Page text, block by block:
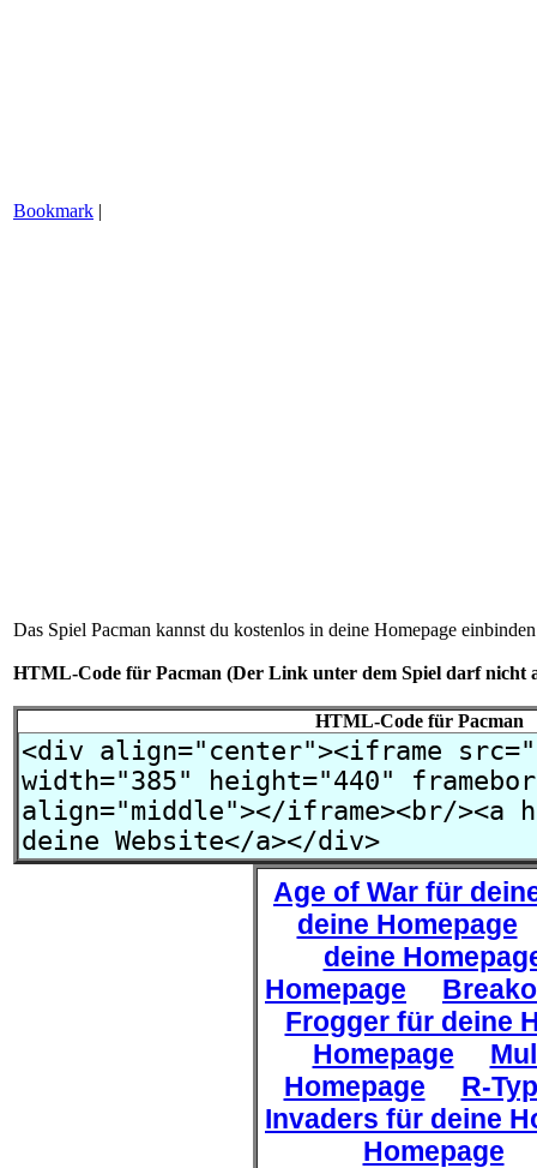
Bookmark |
Das Spiel Pacman kannst du kostenlos in deine Homepage
HTML-Code für Pacman (Der Link unter dem Spiel darf nicht
HTML-Code für Pacman
Age of War für
deine Homepage
deine
Homepage
Frogger für deine
Homepage
Homepage
R-
Invaders für deine
Homepage